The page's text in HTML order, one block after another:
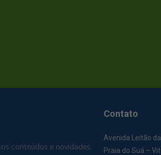
conteúdos e novidades.
Contato
Avenida Leitão
Praia do Suá –